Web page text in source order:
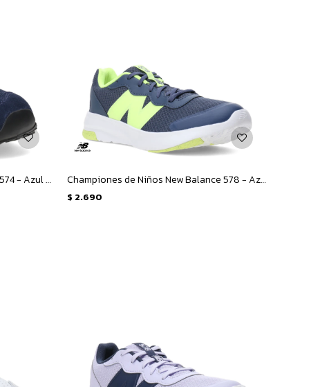
Championes Unisex New Balance 574 - Azul Marino - Gris Championes de Niños New Balance 578 - Azul - Amarillo Fluo
$ 2.690